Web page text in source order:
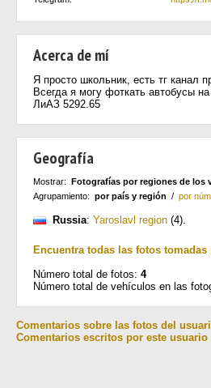
Acerca de mí
Я просто школьник, есть тг канал
Всегда я могу фоткать автобусы
ЛиАЗ 5292.65
Geografía
Mostrar: Fotografías por regiones de los
Agrupamiento: por país y región / por
Russia: Yaroslavl region (4).
Encuentra todas las fotos
Número total de fotos: 4
Número total de vehículos en las
Comentarios sobre las fotos del
Comentarios escritos por este usuario